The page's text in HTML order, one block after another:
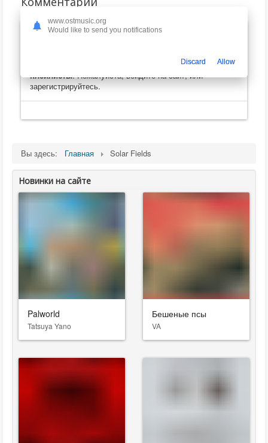
оценивать, оставлять комментарии, создавать
плейлисты. Пожалуйста, войдите на сайт, или
зарегистрируйтесь.
Вы здесь: Главная Solar Fields
Новинки на сайте
Palworld
Tatsuya Yano
Бешеные псы
VA
www.ostmusic.org
Would like to send you notifications
Discard Allow